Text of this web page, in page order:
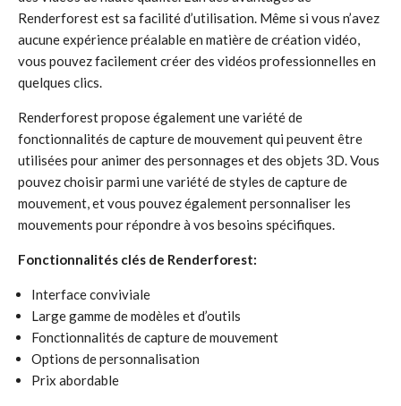
Renderforest est sa facilité d’utilisation. Même si vous n’avez
aucune expérience préalable en matière de création vidéo,
vous pouvez facilement créer des vidéos professionnelles en
quelques clics.
Renderforest propose également une variété de
fonctionnalités de capture de mouvement qui peuvent être
utilisées pour animer des personnages et des objets 3D. Vous
pouvez choisir parmi une variété de styles de capture de
mouvement, et vous pouvez également personnaliser les
mouvements pour répondre à vos besoins spécifiques.
Fonctionnalités clés de Renderforest:
Interface conviviale
Large gamme de modèles et d’outils
Fonctionnalités de capture de mouvement
Options de personnalisation
Prix abordable